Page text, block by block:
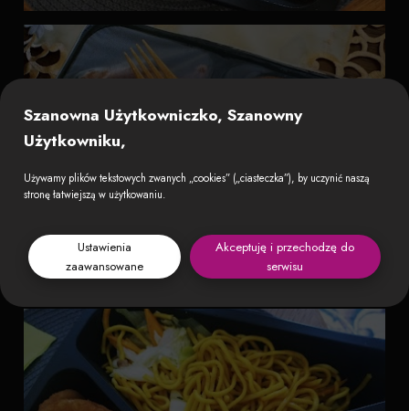
Szanowna Użytkowniczko, Szanowny
Użytkowniku,
Używamy plików tekstowych zwanych „cookies” („ciasteczka”), by uczynić naszą
stronę łatwiejszą w użytkowaniu.
Ustawienia
zaawansowane
Akceptuję i przechodzę do
serwisu